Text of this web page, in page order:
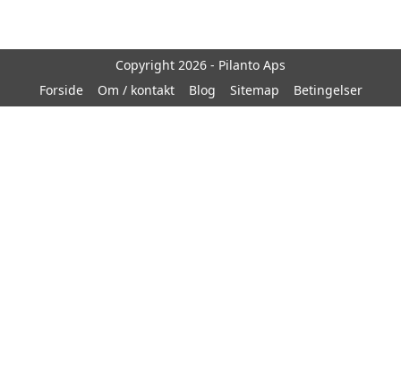
Copyright 2026 - Pilanto Aps
Forside
Om / kontakt Blog Sitemap Betingelser